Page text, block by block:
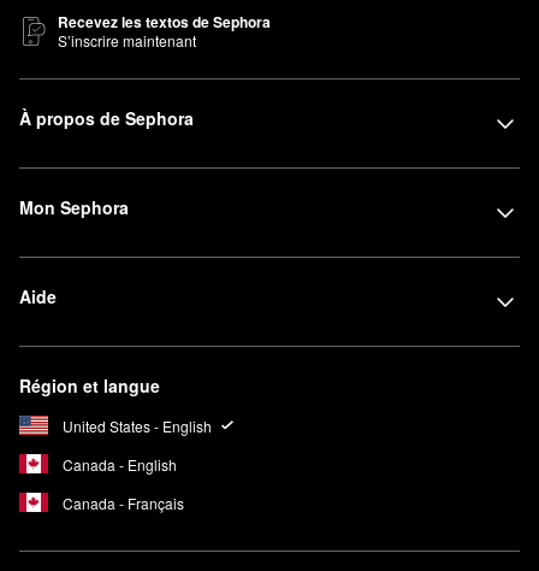
Recevez les textos de Sephora
S’inscrire maintenant
À propos de Sephora
Mon Sephora
Aide
Région et langue
United States - English
Canada - English
Canada - Français